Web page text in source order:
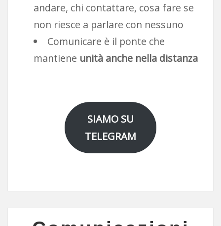
andare, chi contattare, cosa fare se
non riesce a parlare con nessuno
Comunicare è il ponte che
mantiene unità anche nella distanza
SIAMO SU
TELEGRAM